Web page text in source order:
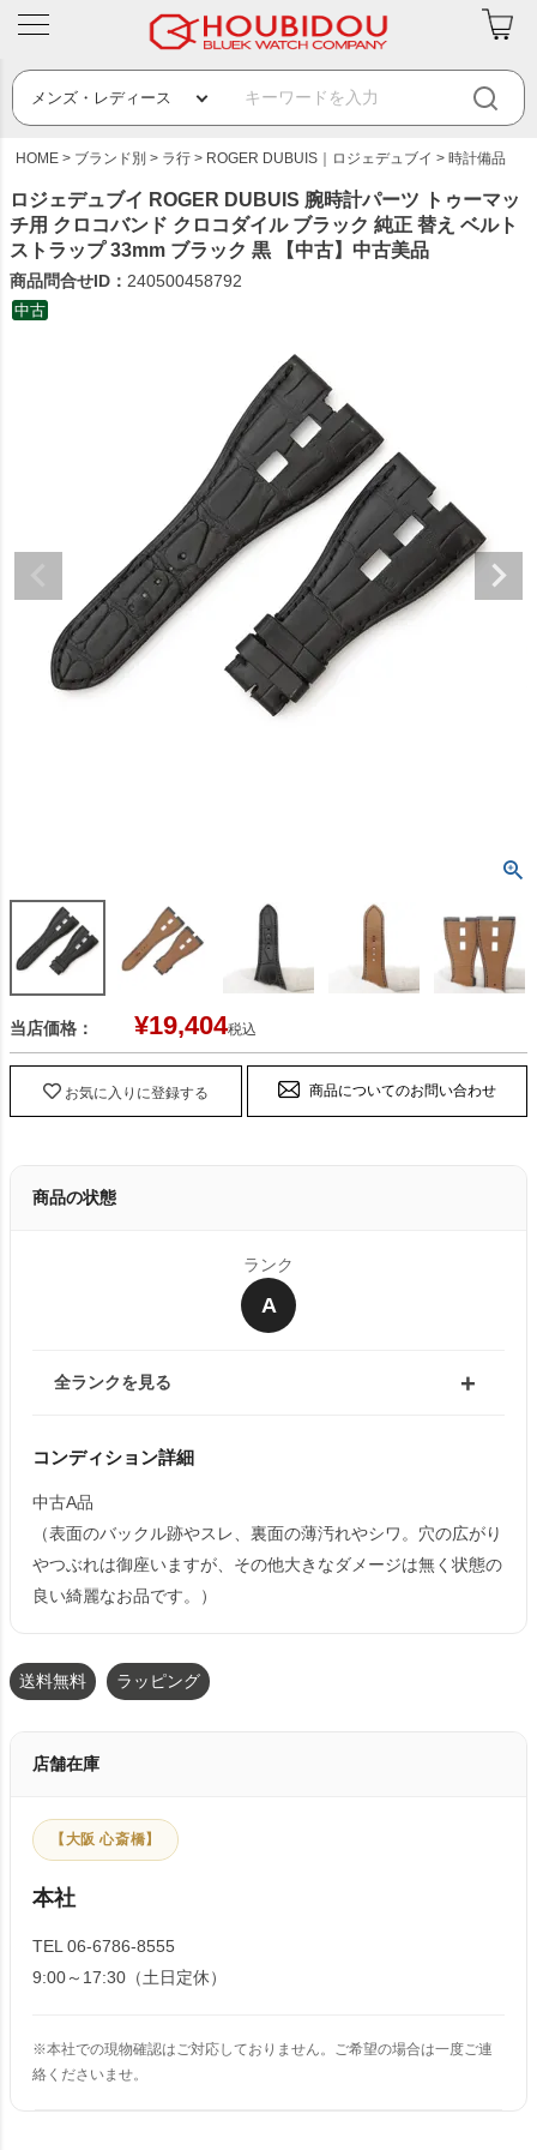
HOME ブランド別 ラ行 ROGER DUBUIS｜ロジェデュブイ 時計備品
ロジェデュブイ ROGER DUBUIS 腕時計パーツ トゥーマッ
チ用 クロコバンド クロコダイル ブラック 純正 替え ベルト
ストラップ 33mm ブラック 黒 【中古】中古美品
商品問合せID： 240500458792
中古
当店価格： ¥19,404税込
お気に入りに登録する 商品についてのお問い合わせ
商品の状態
ランク
A
全ランクを見る
コンディション詳細
中古A品
（表面のバックル跡やスレ、裏面の薄汚れやシワ。穴の広がり
やつぶれは御座いますが、その他大きなダメージは無く状態の
良い綺麗なお品です。）
送料無料 ラッピング
店舗在庫
【大阪 心斎橋】
本社
TEL 06-6786-8555
9:00～17:30（土日定休）
※本社での現物確認はご対応しておりません。ご希望の場合は一度ご連
絡くださいませ。